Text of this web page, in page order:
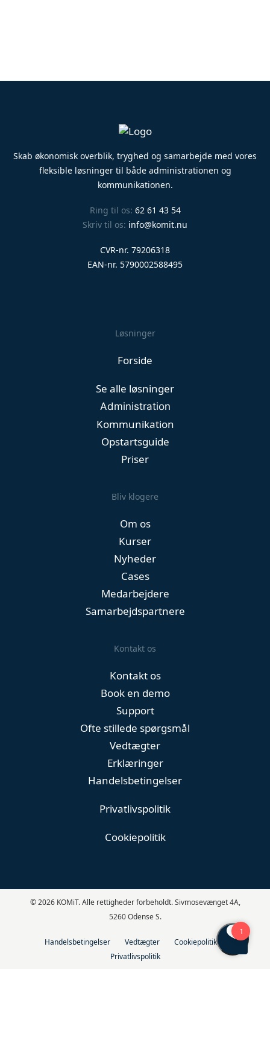
Skab økonomisk overblik, tryghed og samarbejde med vores
fleksible løsninger til både administrationen og
kommunikationen.
Ring til os: 62 61 43 54
Skriv til os: info@komit.nu
CVR-nr. 79206318
EAN-nr. 5790002588495
Løsninger
Forside
Se alle løsninger
Administration
Kommunikation
Opstartsguide
Priser
Bliv klogere
Om os
Kurser
Nyheder
Cases
Medarbejdere
Samarbejdspartnere
Kontakt os
Kontakt os
Book en demo
Support
Ofte stillede spørgsmål
Vedtægter
Erklæringer
Handelsbetingelser
Privatlivspolitik
Cookiepolitik
© 2026 KOMiT. Alle rettigheder forbeholdt. Sivmosevænget 4A,
5260 Odense S.
Handelsbetingelser Vedtægter
Cookiepolitik
Privatlivspolitik